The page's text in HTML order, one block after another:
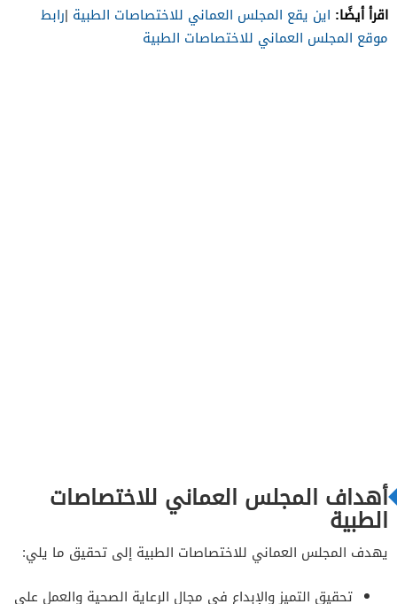
اقرأ أيضًا: اين يقع المجلس العماني للاختصاصات الطبية |رابط
موقع المجلس العماني للاختصاصات الطبية
أهداف المجلس العماني للاختصاصات
الطبية
يهدف المجلس العماني للاختصاصات الطبية إلى تحقيق ما يلي:
تحقيق التميز والإبداع في مجال الرعاية الصحية والعمل على